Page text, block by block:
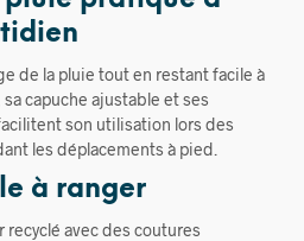
de la pluie tout en restant facile à
capuche ajustable et ses
son utilisation lors des
les déplacements à pied.
à ranger
avec des coutures